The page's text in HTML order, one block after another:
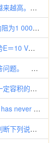
糖尿病在现代社会中的发病率越来越高。世界卫生组织将糖尿病列为三大疑难病之一并把每年的11月14日定为“世界糖尿病日”。下
一直流电压表，量程为1 V，内阻为1 000Ω,现将一阻值为5000~7000Ω之间的固定电阻R1与此电压表串联，以扩
如图所示的电路中，电源电动势E＝10 V，内阻r＝0.5 Ω，电动机的电阻R0＝1.0 Ω，电阻R1＝1.5 Ω.电动机
读我国某地的地形剖面图，回答问题。 图中山脉②是我国下列哪一组重要的地理分界线（ ） A．第二
如图所示不同温度和压强下在一定容积的密闭容器中，对可逆反应4L(g) 2M(g)+N(g) △H>0，平衡状态时（
Many people agree that there has never been a more splendid
请根据下图所示的四个装置，判断下列说法不正确的是()A．①可验证光合作用产生氧气 B．②可验证光合作用需要二氧化碳 C．